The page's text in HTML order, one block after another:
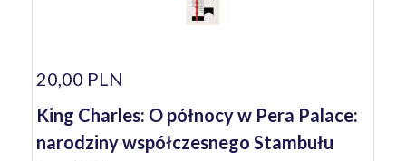
20,00 PLN
King Charles: O północy w Pera Palace:
narodziny współczesnego Stambułu